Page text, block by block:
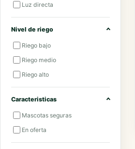
Luz directa
Nivel de riego
Riego bajo
Riego medio
Riego alto
Caracteristicas
Mascotas seguras
En oferta